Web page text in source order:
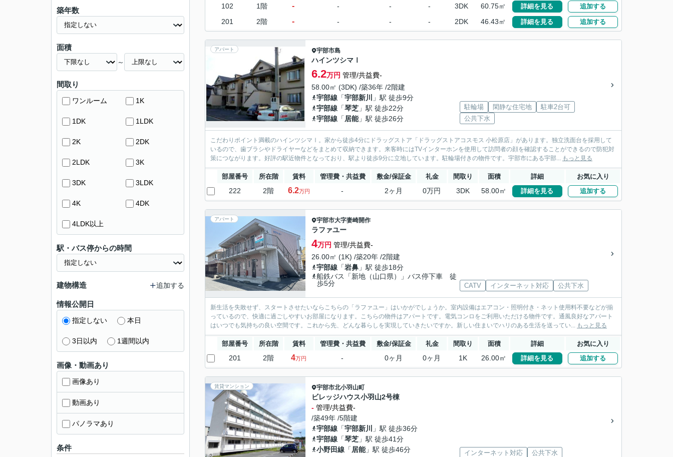
102 1階 - - - - 3DK 60.75㎡ 詳細を見る 追加する
201 2階 - - - - 2DK 46.43㎡ 詳細を見る 追加する
アパート 宇部市島
ハインツシマⅠ
6.2万円 管理/共益費-
58.00㎡ (3DK) /築36年 /2階建
宇部線 「宇部新川
」駅 徒歩9分
宇部線 「琴芝 」駅 徒歩22分
宇部線 「 居能」駅 徒歩26分
駐輪場 閑静な住宅地
駐車2台可
公共下水
こだわりポイント満載のハインツシマⅠ。家から徒歩4分にドラッグストア「ドラッグストアコスモス 小松原店」があります。独立洗面台を採用して
いるので、歯ブラシやドライヤーなどをまとめて収納できます。来客時にはTVインターホンを使用して訪問者の顔を確認することができるので防犯対
策につながります。好評の駅近物件となっており、駅より徒歩9分に立地しています。駐輪場付きの物件です。宇部市にある宇部... もっと見る
部屋番号 所在階 賃料 管理費・共益費 敷金/保証金 礼金 間取り 面積 詳細 お気に入り
222 2階 6.2万円 - 2ヶ月 0万円 3DK 58.00㎡ 詳細を見る 追加する
アパート 宇部市大字妻崎開作
ラファユー
4万円 管理/共益費-
26.00㎡ (1K) /築20年 /2階建
宇部線 「岩鼻 」駅 徒歩18分
船鉄バス「新地（山口県）」バス停下車 徒
歩5分
CATV インターネット対応 公共下水
新生活を失敗せず、スタートさせたいならこちらの「ラファユー」はいかがでしょうか。室内設備はエアコン・照明付き・ネット使用料不要などが揃
っているので、快適に過ごしやすいお部屋になります。こちらの物件はアパートです。電気コンロをご利用いただける物件です。通風良好なアパート
はいつでも気持ちの良い空間です。これから先、どんな暮らしを実現していきたいですか。新しい住まいでハリのある生活を送ってい... もっと見る
部屋番号 所在階 賃料 管理費・共益費 敷金/保証金 礼金 間取り 面積 詳細 お気に入り
201 2階 4万円 - 0ヶ月 0ヶ月 1K 26.00㎡ 詳細を見る 追加する
賃貸マンション 宇部市北小羽山町
ビレッジハウス小羽山2号棟
- 管理/共益費-
/築49年 /5階建
宇部線 「宇部新川
」駅 徒歩36分
宇部線 「琴芝 」駅 徒歩41分
小野田線 「 居能」駅 徒歩46分 インターネット対応 公共下水
築年数
面積
～
間取り
ワンルーム 1K
1DK 1LDK
2K 2DK
2LDK 3K
3DK 3LDK
4K 4DK
4LDK以上
駅・バス停からの時間
建物構造 追加する
情報公開日
指定しない 本日
3日以内 1週間以内
画像・動画あり
画像あり
動画あり
パノラマあり
条件